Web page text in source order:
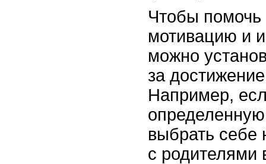
Чтобы помочь
мотивацию и
можно
за
Например,
выбрать себе
с родителями